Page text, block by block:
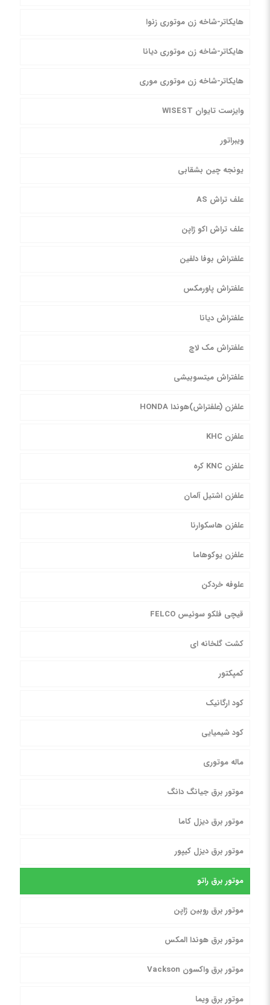
هایکاتر-شاخه زن موتوری زنوا
هایکاتر-شاخه زن موتوری دیانا
هایکاتر-شاخه زن موتوری موری
وایزست تایوان WISEST
ویبراتور
یونجه چین بشقابی
علف تراش AS
علف تراش اکو ژاپن
علفتراش بوفا دلفین
علفتراش پاورمکس
علفتراش دیانا
علفتراش مک لاچ
علفتراش میتسوبیشی
علفزن (علفتراش)هوندا HONDA
علفزن KHC
علفزن KNC کره
علفزن اشتیل آلمان
علفزن هاسکوارنا
علفزن یوکوهاما
علوفه خردکن
قیچی فلکو سوئیس FELCO
کشت گلخانه ای
کمپکتور
کود ارگانیک
کود شیمیایی
ماله موتوری
موتور برق جیانگ دانگ
موتور برق دیزل کاما
موتور برق دیزل کیپور
موتور برق راتو
موتور برق روبین ژاپن
موتور برق هوندا المکس
موتور برق واکسون Vackson
موتور برق ویما